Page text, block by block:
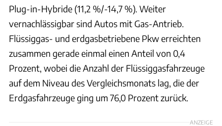
Plug-in-Hybride (11,2 %/-14,7 %). Weiter
vernachlässigbar sind Autos mit Gas-Antrieb.
Flüssiggas- und erdgasbetriebene Pkw erreichten
zusammen gerade einmal einen Anteil von 0,4
Prozent, wobei die Anzahl der Flüssiggasfahrzeuge
auf dem Niveau des Vergleichsmonats lag, die der
Erdgasfahrzeuge ging um 76,0 Prozent zurück.
ANZEIGE